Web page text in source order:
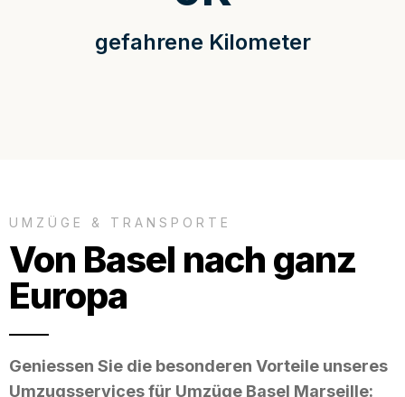
gefahrene Kilometer
UMZÜGE & TRANSPORTE
Von Basel nach ganz
Europa
Geniessen Sie die besonderen Vorteile unseres
Umzugsservices für Umzüge Basel Marseille: